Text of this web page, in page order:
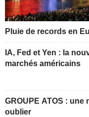
Pluie de records en
IA, Fed et Yen : la
marchés américains
GROUPE ATOS : une nouvelle année à
oublier